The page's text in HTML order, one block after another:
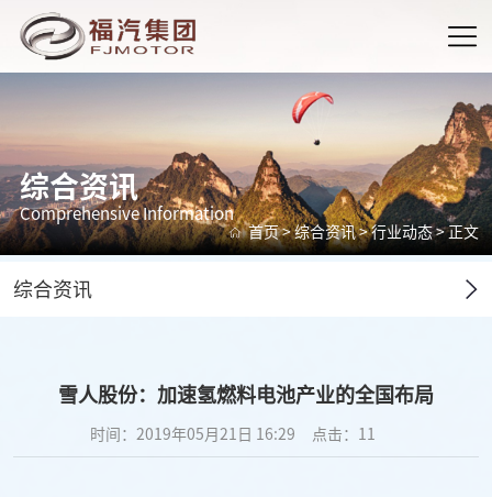
综合资讯
Comprehensive Information
首页>综合资讯>行业动态> 正文
综合资讯
雪人股份：加速氢燃料电池产业的全国布局
时间：2019年05月21日 16:29 点击： 11